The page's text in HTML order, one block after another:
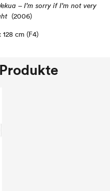
– I’m sorry if I’m not very
(2006)
cm (F4)